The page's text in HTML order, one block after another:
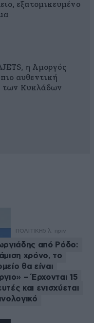
εξατομικευμένο
η Αμοργός
αυθεντική
των Κυκλάδων
ΠΟΛΙΤΙΚΗ5 λ. πριν
από Ρόδο:
χρόνο, το
θα είναι
– Έρχονται 15
και ενισχύεται